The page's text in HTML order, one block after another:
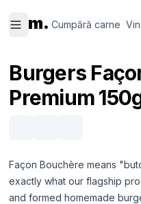
m. Cumpără carne
carne
carne
Burgers
Premium
Façon Bouchère means
exactly what our flagship
and formed homemade